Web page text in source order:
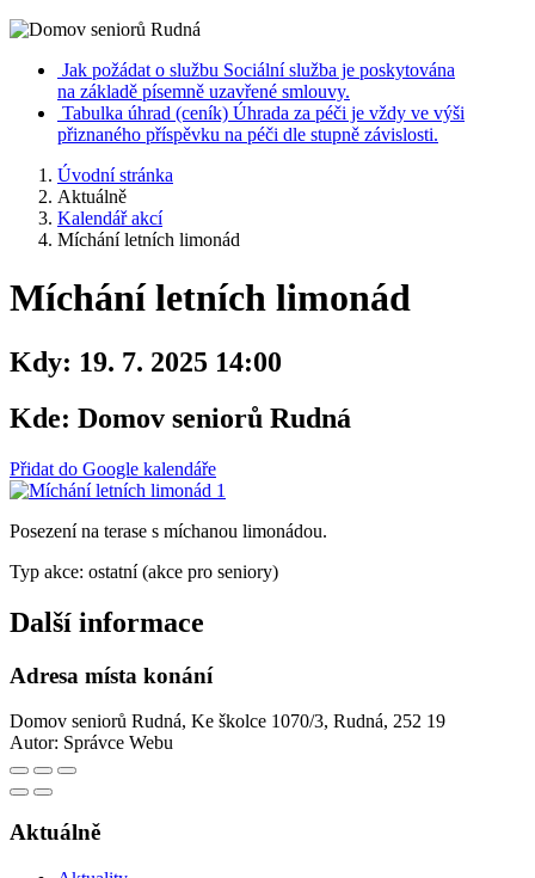
Jak požádat o službu Sociální služba je poskytována
na základě písemně uzavřené smlouvy.
Tabulka úhrad (ceník) Úhrada za péči je vždy ve výši
přiznaného příspěvku na péči dle stupně závislosti.
Úvodní stránka
Aktuálně
Kalendář akcí
Míchání letních limonád
Míchání letních limonád
Kdy: 19. 7. 2025 14:00
Kde: Domov seniorů Rudná
Přidat do Google kalendáře
Posezení na terase s míchanou limonádou.
Typ akce: ostatní (akce pro seniory)
Další informace
Adresa místa konání
Domov seniorů Rudná, Ke školce 1070/3, Rudná, 252 19
Autor: Správce Webu
Aktuálně